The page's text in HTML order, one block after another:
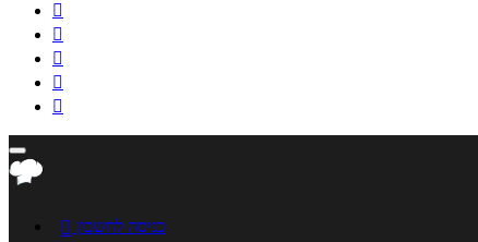





 כניסה לחשבון